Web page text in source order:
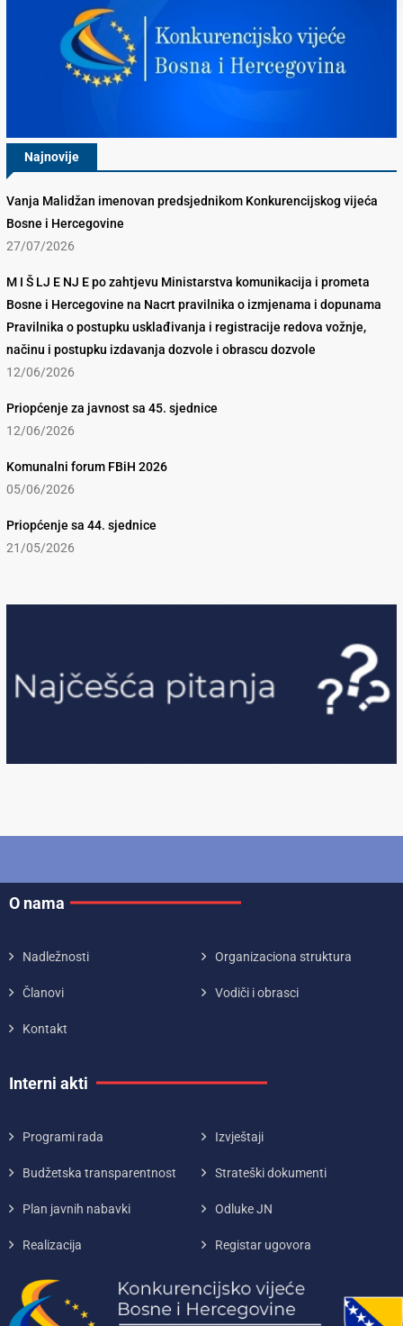
Najnovije
Vanja Malidžan imenovan predsjednikom Konkurencijskog vijeća
Bosne i Hercegovine
27/07/2026
M I Š LJ E NJ E po zahtjevu Ministarstva komunikacija i prometa
Bosne i Hercegovine na Nacrt pravilnika o izmjenama i dopunama
Pravilnika o postupku usklađivanja i registracije redova vožnje,
načinu i postupku izdavanja dozvole i obrascu dozvole
12/06/2026
Priopćenje za javnost sa 45. sjednice
12/06/2026
Komunalni forum FBiH 2026
05/06/2026
Priopćenje sa 44. sjednice
21/05/2026
O nama
Nadležnosti Organizaciona struktura
Članovi Vodiči i obrasci
Kontakt
Interni akti
Programi rada Izvještaji
Budžetska transparentnost Strateški dokumenti
Plan javnih nabavki Odluke JN
Realizacija Registar ugovora